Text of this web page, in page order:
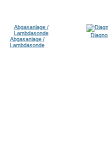
Abgasanlage /
Lambdasonde